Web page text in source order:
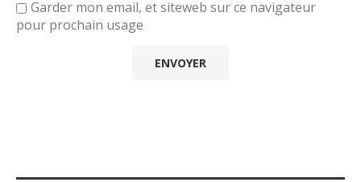
Garder mon email, et siteweb sur ce navigateur
pour prochain usage